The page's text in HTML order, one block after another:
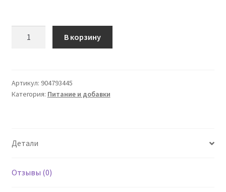
В корзину
Артикул: 904793445
Категория: Питание и добавки
Детали
Отзывы (0)